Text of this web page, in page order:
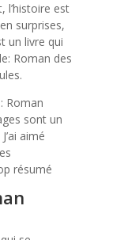
l’histoire est
surprises,
un livre qui
Roman des
Roman
sont un
aimé
résumé